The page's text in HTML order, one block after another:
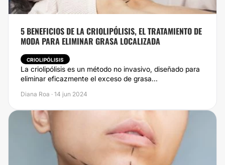
5 BENEFICIOS DE LA CRIOLIPÓLISIS, EL TRATAMIENTO DE
MODA PARA ELIMINAR GRASA LOCALIZADA
CRIOLIPÓLISIS
La criolipólisis es un método no invasivo, diseñado para
eliminar eficazmente el exceso de grasa...
Diana Roa · 14 jun 2024